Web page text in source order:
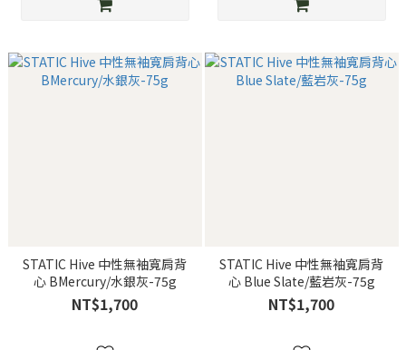
STATIC Hive 中性無袖寬肩背
心 BMercury/水銀灰-75g
NT$1,700
STATIC Hive 中性無袖寬肩背
心 Blue Slate/藍岩灰-75g
NT$1,700